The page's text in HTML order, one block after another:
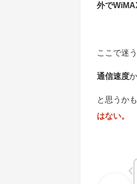
外で
ここで迷
通信速度
と思うか
はない。